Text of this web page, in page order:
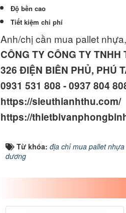
Độ bền cao
Tiết kiệm chi phí
Anh/chị cần mua pallet
CÔNG TY CÔNG TY
326 ĐIỆN BIÊN PHỦ, PHÚ
0931 531 808 - 0937 804
https://sieuthianhthu.com/
https://
Từ khóa:địa chỉ mua pallet
dương